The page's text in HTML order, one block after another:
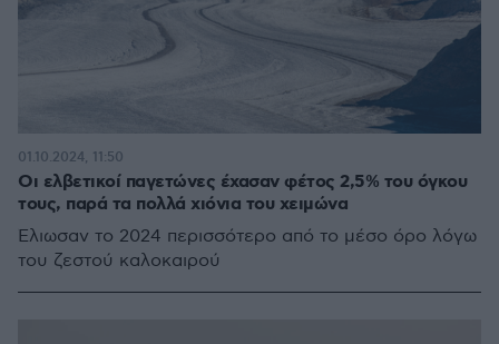
Οι ελβετικοί παγετώνες έχασαν φέτος 2,5% του όγκου
τους, παρά τα πολλά χιόνια του χειμώνα
Έλιωσαν το 2024 περισσότερο από το μέσο όρο λόγω
του ζεστού καλοκαιρού
01.10.2024, 11:50